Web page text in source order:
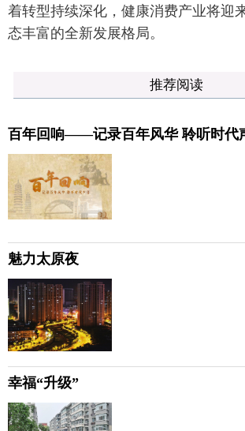
着转型持续深化，健康消费产业将迎
态丰富的全新发展格局。
推荐阅读
百年回响——记录百年风华 聆听时代
魅力太原夜
幸福“升级”